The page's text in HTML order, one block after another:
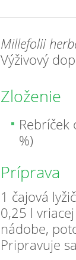
Millefolii
Výživový
Zloženie
Rebríček
%)
Príprava
1 čajová
0,25 l
nádobe,
Pripravuje